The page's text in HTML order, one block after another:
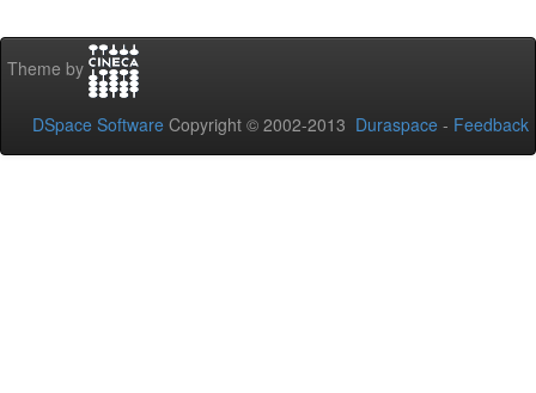
Theme by
DSpace Software Copyright © 2002-2013 Duraspace - Feedback